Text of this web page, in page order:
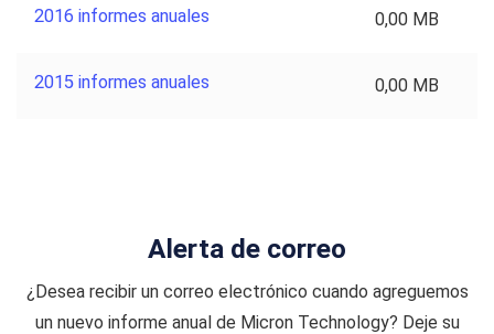
2016 informes anuales 0,00 MB
2015 informes anuales 0,00 MB
Alerta de correo
¿Desea recibir un correo electrónico cuando agreguemos
un nuevo informe anual de Micron Technology? Deje su